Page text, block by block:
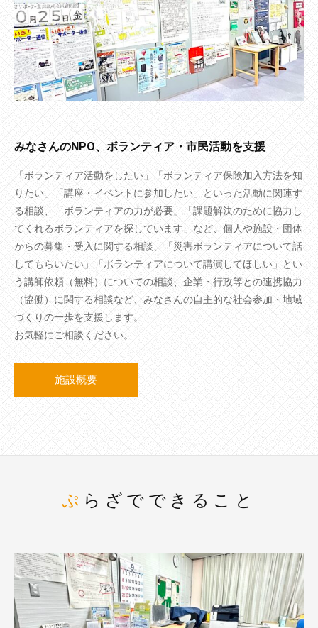
みなさんのNPO、ボランティア・市民活動を支援
「ボランティア活動をしたい」「ボランティア保険加入方法を知
りたい」「講座・イベントに参加したい」といった活動に関連す
る相談、「ボランティアの力が必要」「課題解決のために協力し
てくれるボランティアを探しています」など、個人や施設・団体
からの募集・受入に関する相談、「災害ボランティアについて話
してもらいたい」「ボランティアについて講演してほしい」とい
う講師依頼（無料）についての相談、企業・行政等との連携協力
（協働）に関する相談など、みなさんの自主的な社会参加・地域
づくりの一歩を支援します。
お気軽にご相談ください。
施設概要
ぷらざでできること